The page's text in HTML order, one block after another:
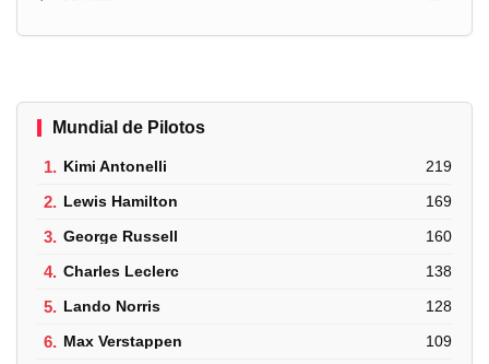
Mundial de Pilotos
1. Kimi Antonelli 219
2. Lewis Hamilton 169
3. George Russell 160
4. Charles Leclerc 138
5. Lando Norris 128
6. Max Verstappen 109